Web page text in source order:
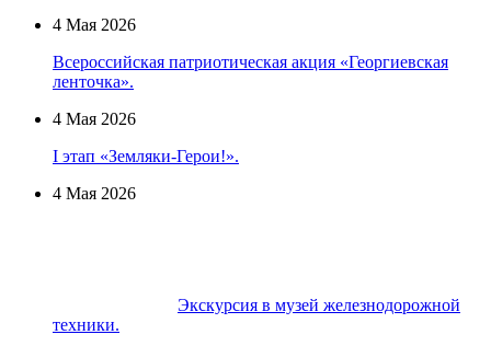
4 Мая 2026
Всероссийская патриотическая акция «Георгиевская
ленточка».
4 Мая 2026
I этап «Земляки-Герои!».
4 Мая 2026
Экскурсия в музей железнодорожной
техники.